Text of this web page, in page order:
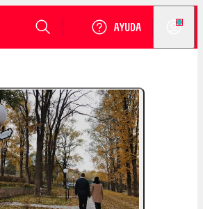
VER DISPONIBILIDAD